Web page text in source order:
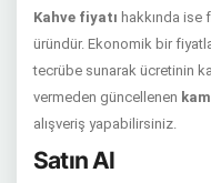
Kahve fiyatı hakkında ise
üründür. Ekonomik bir
tecrübe sunarak ücretinin
vermeden güncellenen
alışveriş yapabilirsiniz.
Satın Al